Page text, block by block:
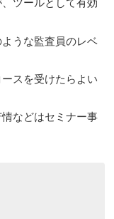
ツールとして有効
うな監査員のレベ
スを受けたらよい
などはセミナー事